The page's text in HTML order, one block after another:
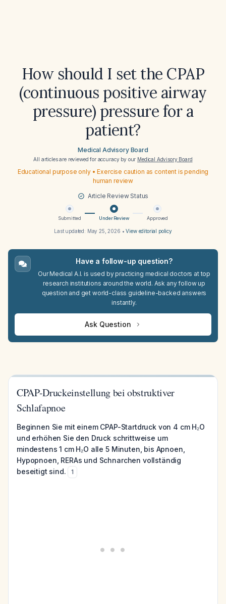
How should I set the CPAP
(continuous positive airway
pressure) pressure for a
patient?
Medical Advisory Board
All articles are reviewed for accuracy by our Medical Advisory Board
Educational purpose only • Exercise caution as content is pending
human review
Article Review Status
Submitted Under Review Approved
Last updated: May 25, 2026 •View editorial policy
Have a follow-up question?
Our Medical A.I. is used by practicing medical doctors at top
research institutions around the world. Ask any follow up
question and get world-class guideline-backed answers
instantly.
Ask Question
CPAP-Druckeinstellung bei obstruktiver
Schlafapnoe
Beginnen Sie mit einem CPAP-Startdruck von 4 cm H₂O
und erhöhen Sie den Druck schrittweise um
mindestens 1 cm H₂O alle 5 Minuten, bis Apnoen,
Hypopnoen, RERAs und Schnarchen vollständig
beseitigt sind.
1